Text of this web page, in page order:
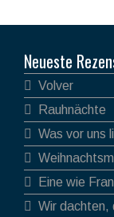
Neueste
Volver
Rauhnächte
Was vor uns
Eine wie
Wir dachten,